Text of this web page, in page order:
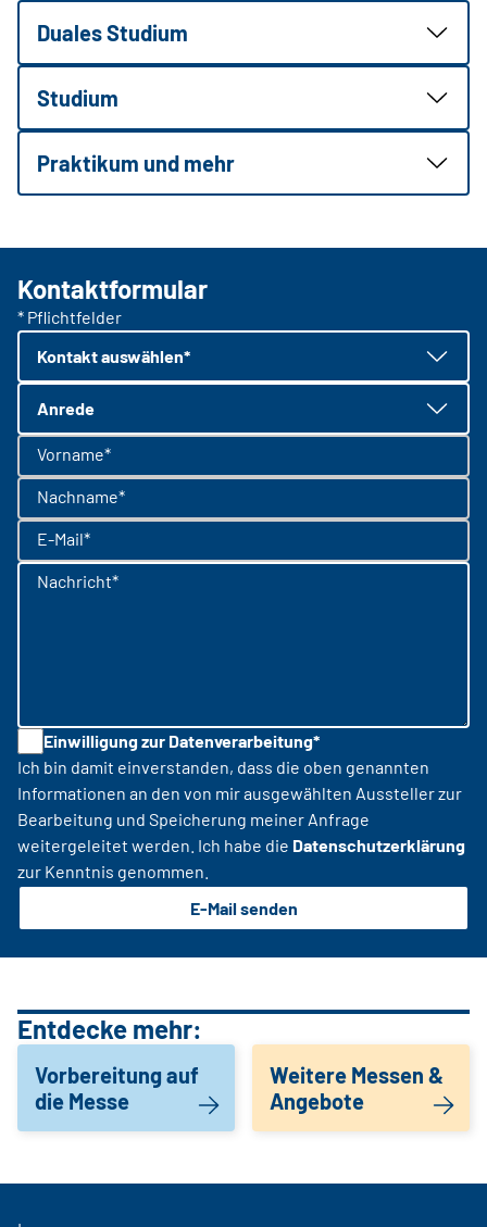
Duales Studium
Studium
Praktikum und mehr
Kontaktformular
* Pflichtfelder
Kontakt auswählen*
Anrede
Vorname*
Nachname*
E-Mail*
Nachricht*
Einwilligung zur Datenverarbeitung*
Ich bin damit einverstanden, dass die oben genannten
Informationen an den von mir ausgewählten Aussteller zur
Bearbeitung und Speicherung meiner Anfrage
weitergeleitet werden. Ich habe die Datenschutzerklärung
zur Kenntnis genommen.
E-Mail senden
Entdecke mehr:
Vorbereitung auf
die Messe
Weitere Messen &
Angebote